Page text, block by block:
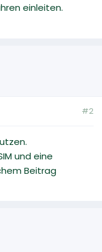
einleiten.
#2
und eine
Beitrag